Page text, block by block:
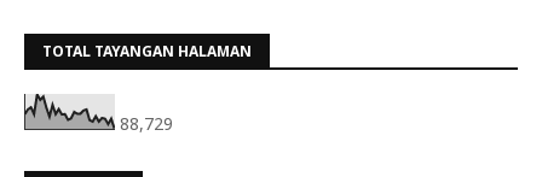
TOTAL TAYANGAN HALAMAN
88,729